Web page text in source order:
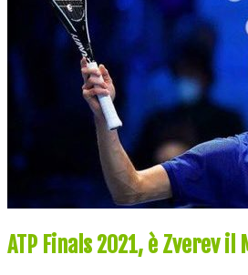
ATP Finals 2021, è Zverev il